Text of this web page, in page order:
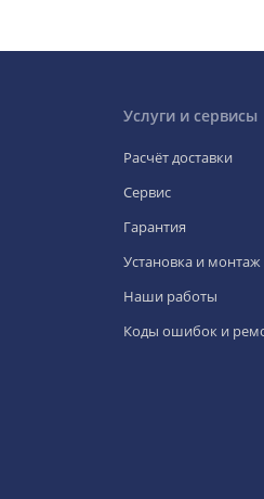
Услуги и сервисы
Расчёт доставки
Сервис
Гарантия
Установка и монтаж
Наши работы
Коды ошибок и